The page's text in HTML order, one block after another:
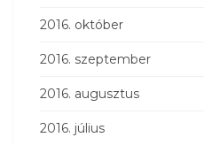
2016. október
2016. szeptember
2016. augusztus
2016. július